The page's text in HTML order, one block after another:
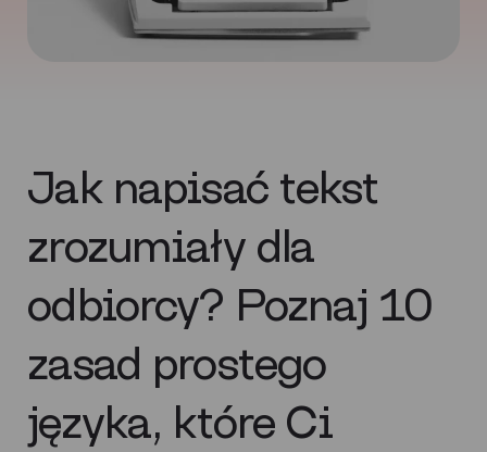
Jak napisać tekst
zrozumiały dla
odbiorcy? Poznaj 10
zasad prostego
języka, które Ci